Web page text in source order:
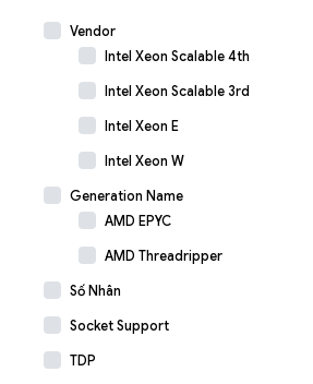
Vendor
Intel Xeon Scalable 4th
Intel Xeon Scalable 3rd
Intel Xeon E
Intel Xeon W
Generation Name
AMD EPYC
AMD Threadripper
Số Nhân
Socket Support
TDP